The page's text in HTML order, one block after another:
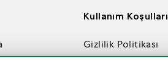
Kullanım Koşulları
Gizlilik Politikası